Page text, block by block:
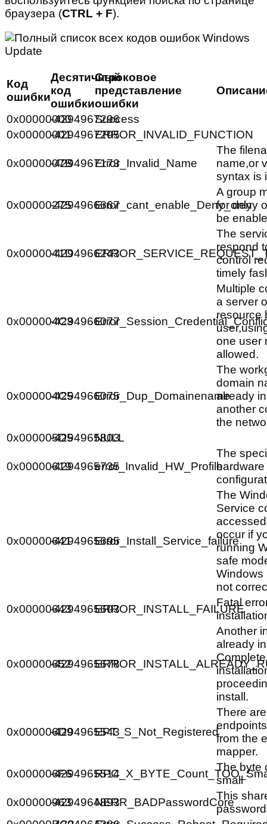
браузера (CTRL + F).
Код
ошибки
Десятичный
код
ошибки
Строковое
представление
ошибки
0x00000000-4294967296
Success
0x00000001-4294967295ERROR_INVALID_FUNCTION
0x0000007B-4294967173Error_Invalid_Name
The
name,or
syntax is
0x00000275-4294966667Error_cant_enable_Deny_only
A group
for deny
be
0x0000041D-4294966243
The
respond
control
timely
0x000004C3-4294966077
Multiple
a server
resource
one user
allowed.
0x000004C5-4294966075Error_Dup_Domainename
The
domain
already
another
the
0x000005D5-4294965803
NULL
0x00000619-4294965735error_Invalid_HW_Profile
The
hardware
0x00000641-4294965695Error_Install_Service_failure
The
Service
occur if
running
safe
Windows
not
0x00000643-4294965693ERROR_INSTALL_FAILURE
Fatal
0x00000652-4294965678
Another
already
install.
0x000006D9-4294965543EPT_S_Not_Registered
There
from the
mapper.
0x000006F6-4294965514
The byte
small
0x00000963-4294964893NERR_BADPasswordCore
This